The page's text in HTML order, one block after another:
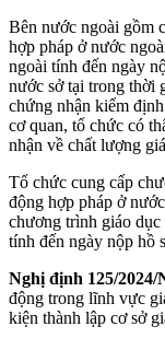
Bên nước ngoài gồm
hợp pháp ở nước
ngoài tính đến ngày
nước sở tại trong thời
chứng nhận kiểm
cơ quan, tổ chức có
nhận về chất lượng
Tổ chức cung cấp
động hợp pháp ở
chương trình giáo dục
tính đến ngày nộp hồ
Nghị định 125/
động trong lĩnh vực
kiện thành lập cơ sở